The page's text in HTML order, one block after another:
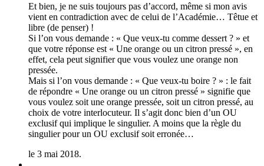
Et bien, je ne suis toujours pas d’accord, même si mon avis
vient en contradiction avec de celui de l’Académie… Têtue et
libre (de penser) !
Si l’on vous demande : « Que veux-tu comme dessert ? » et
que votre réponse est « Une orange ou un citron pressé », en
effet, cela peut signifier que vous voulez une orange non
pressée.
Mais si l’on vous demande : « Que veux-tu boire ? » : le fait
de répondre « Une orange ou un citron pressé » signifie que
vous voulez soit une orange pressée, soit un citron pressé, au
choix de votre interlocuteur. Il s’agit donc bien d’un OU
exclusif qui implique le singulier. A moins que la règle du
singulier pour un OU exclusif soit erronée…
le 3 mai 2018.